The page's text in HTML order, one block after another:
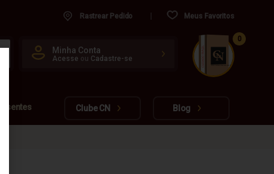
Rastrear Pedido Meus Favoritos
Minha Conta
Acesse ou Cadastre-se
www.cachacarianacional.com.br
CUIDADO FRÁGIL
0
Clube CN Blog